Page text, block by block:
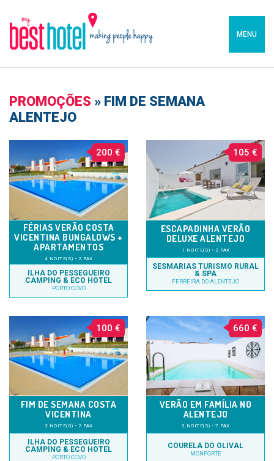
MENU
PROMOÇÕES » FIM DE SEMANA
ALENTEJO
200 €
FÉRIAS VERÃO COSTA
VICENTINA BUNGALOWS +
APARTAMENTOS
4 NOITE(S) • 2 PAX
ILHA DO PESSEGUEIRO
CAMPING & ECO HOTEL
PORTO COVO
105 €
ESCAPADINHA VERÃO
DELUXE ALENTEJO
1 NOITE(S) • 2 PAX
SESMARIAS TURISMO RURAL
& SPA
FERREIRA DO ALENTEJO
100 €
FIM DE SEMANA COSTA
VICENTINA
2 NOITE(S) • 2 PAX
ILHA DO PESSEGUEIRO
CAMPING & ECO HOTEL
PORTO COVO
660 €
VERÃO EM FAMÍLIA NO
ALENTEJO
3 NOITE(S) • 7 PAX
COURELA DO OLIVAL
MONFORTE